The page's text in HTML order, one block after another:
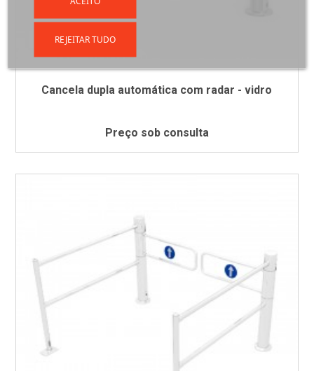
Cancela dupla automática com radar - vidro
Preço sob consulta
REJEITAR TUDO